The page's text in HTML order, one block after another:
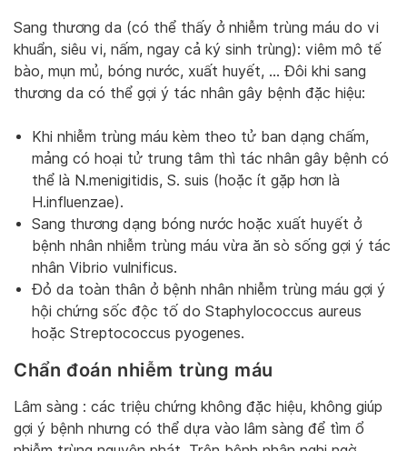
Sang thương da (có thể thấy ở nhiễm trùng máu do vi
khuẩn, siêu vi, nấm, ngay cả ký sinh trùng): viêm mô tế
bào, mụn mủ, bóng nước, xuất huyết, … Đôi khi sang
thương da có thể gợi ý tác nhân gây bệnh đặc hiệu:
Khi nhiễm trùng máu kèm theo tử ban dạng chấm,
mảng có hoại tử trung tâm thì tác nhân gây bệnh có
thể là N.menigitidis, S. suis (hoặc ít gặp hơn là
H.influenzae).
Sang thương dạng bóng nước hoặc xuất huyết ở
bệnh nhân nhiễm trùng máu vừa ăn sò sống gợi ý tác
nhân Vibrio vulnificus.
Đỏ da toàn thân ở bệnh nhân nhiễm trùng máu gợi ý
hội chứng sốc độc tố do Staphylococcus aureus
hoặc Streptococcus pyogenes.
Chẩn đoán nhiễm trùng máu
Lâm sàng : các triệu chứng không đặc hiệu, không giúp
gợi ý bệnh nhưng có thể dựa vào lâm sàng để tìm ổ